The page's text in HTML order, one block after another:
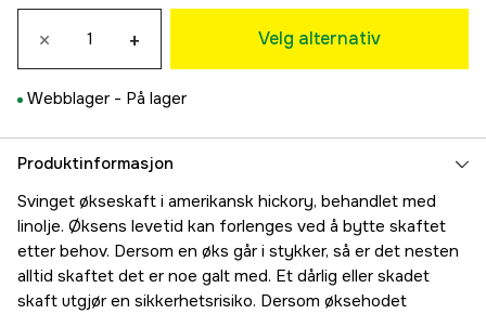
700 - 50 x 20 mm
405 kr
592 kr
× + Velg alternativ
Webblager - På lager
Produktinformasjon
Svinget økseskaft i amerikansk hickory, behandlet med
linolje. Øksens levetid kan forlenges ved å bytte skaftet
etter behov. Dersom en øks går i stykker, så er det nesten
alltid skaftet det er noe galt med. Et dårlig eller skadet
skaft utgjør en sikkerhetsrisiko. Dersom øksehodet